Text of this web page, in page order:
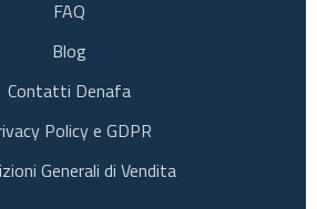
FAQ
Blog
Contatti Denafa
Policy e GDPR
Generali di Vendita